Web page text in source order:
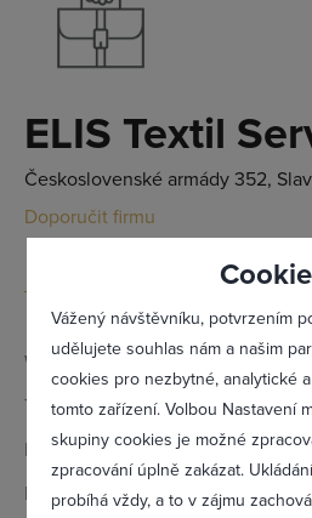
Vážený návštěvníku, potvrzením
udělujete souhlas nám a našim
cookies pro nezbytné, analytické
tomto zařízení. Volbou Nastavení
skupiny cookies je možné
zpracování úplně zakázat.
probíhá vždy, a to v zájmu
ELIS Textil
Československé armády 352,
Doporučit firmu
Web:
Telefon:
544 227 585
Email:
IČ:
25756966
Zapomněl(a)